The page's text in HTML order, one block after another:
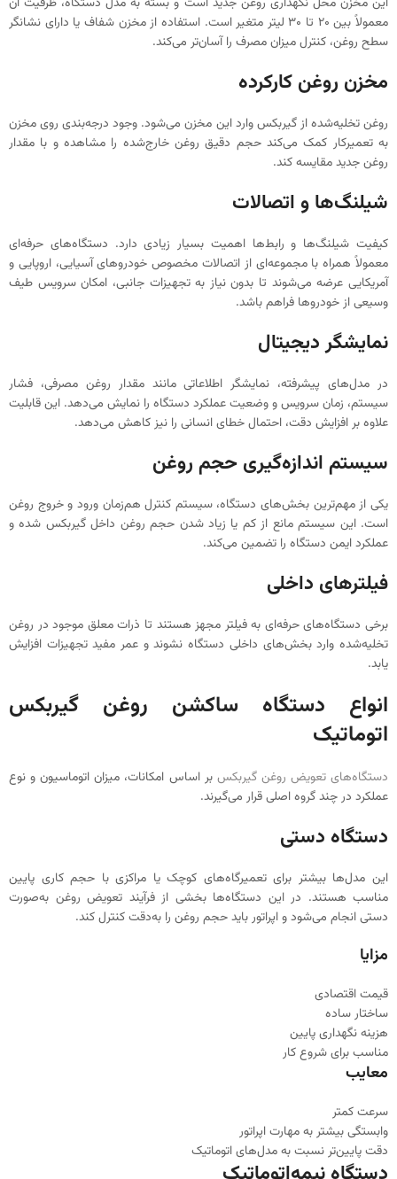
معمولاً بین ۲۰ تا ۳۰ لیتر متغیر است. استفاده از مخزن شفاف یا دارای نشانگر
سطح روغن، کنترل میزان مصرف را آسان‌تر می‌کند.
مخزن روغن کارکرده
روغن تخلیه‌شده از گیربکس وارد این مخزن می‌شود. وجود درجه‌بندی روی مخزن
به تعمیرکار کمک می‌کند حجم دقیق روغن خارج‌شده را مشاهده و با مقدار
روغن جدید مقایسه کند.
شیلنگ‌ها و اتصالات
کیفیت شیلنگ‌ها و رابط‌ها اهمیت بسیار زیادی دارد. دستگاه‌های حرفه‌ای
معمولاً همراه با مجموعه‌ای از اتصالات مخصوص خودروهای آسیایی، اروپایی و
آمریکایی عرضه می‌شوند تا بدون نیاز به تجهیزات جانبی، امکان سرویس طیف
وسیعی از خودروها فراهم باشد.
نمایشگر دیجیتال
در مدل‌های پیشرفته، نمایشگر اطلاعاتی مانند مقدار روغن مصرفی، فشار
سیستم، زمان سرویس و وضعیت عملکرد دستگاه را نمایش می‌دهد. این قابلیت
علاوه بر افزایش دقت، احتمال خطای انسانی را نیز کاهش می‌دهد.
سیستم اندازه‌گیری حجم روغن
یکی از مهم‌ترین بخش‌های دستگاه، سیستم کنترل هم‌زمان ورود و خروج روغن
است. این سیستم مانع از کم یا زیاد شدن حجم روغن داخل گیربکس شده و
عملکرد ایمن دستگاه را تضمین می‌کند.
فیلترهای داخلی
برخی دستگاه‌های حرفه‌ای به فیلتر مجهز هستند تا ذرات معلق موجود در روغن
تخلیه‌شده وارد بخش‌های داخلی دستگاه نشوند و عمر مفید تجهیزات افزایش
یابد.
انواع دستگاه ساکشن روغن گیربکس
اتوماتیک
دستگاه‌های تعویض روغن گیربکس بر اساس امکانات، میزان اتوماسیون و نوع
عملکرد در چند گروه اصلی قرار می‌گیرند.
دستگاه دستی
این مدل‌ها بیشتر برای تعمیرگاه‌های کوچک یا مراکزی با حجم کاری پایین
مناسب هستند. در این دستگاه‌ها بخشی از فرآیند تعویض روغن به‌صورت
دستی انجام می‌شود و اپراتور باید حجم روغن را به‌دقت کنترل کند.
مزایا
قیمت اقتصادی
ساختار ساده
هزینه نگهداری پایین
مناسب برای شروع کار
معایب
سرعت کمتر
وابستگی بیشتر به مهارت اپراتور
دقت پایین‌تر نسبت به مدل‌های اتوماتیک